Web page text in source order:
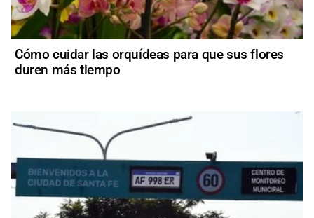
Cómo cuidar las orquídeas para que sus flores
duren más tiempo